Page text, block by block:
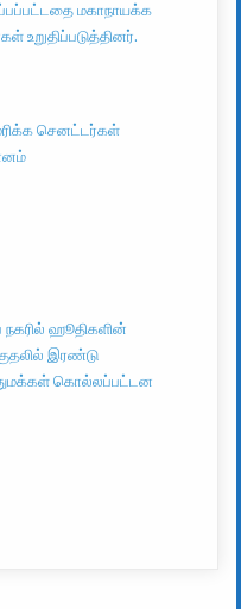
மகாநாயக்க
உறுதிப்படுத்தினர்.
செனட்டர்கள்
நகரில் ஹூதிகளின்
இரண்டு
கொல்லப்பட்டன